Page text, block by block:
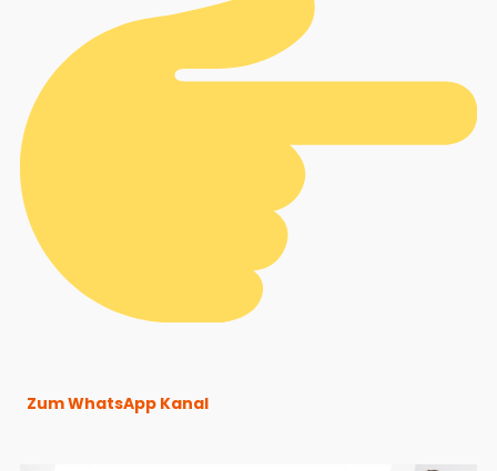
Zum WhatsApp Kanal